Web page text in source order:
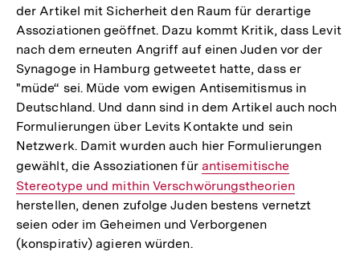
der Artikel mit Sicherheit den Raum für derartige
Assoziationen geöffnet. Dazu kommt Kritik, dass Levit
nach dem erneuten Angriff auf einen Juden vor der
Synagoge in Hamburg getweetet hatte, dass er
"müde“ sei. Müde vom ewigen Antisemitismus in
Deutschland. Und dann sind in dem Artikel auch noch
Formulierungen über Levits Kontakte und sein
Netzwerk. Damit wurden auch hier Formulierungen
gewählt, die Assoziationen für Interner
Link:
antisemitische
Stereotype und mithin Verschwörungstheorien
herstellen, denen zufolge Juden bestens vernetzt
seien oder im Geheimen und Verborgenen
(konspirativ) agieren würden.